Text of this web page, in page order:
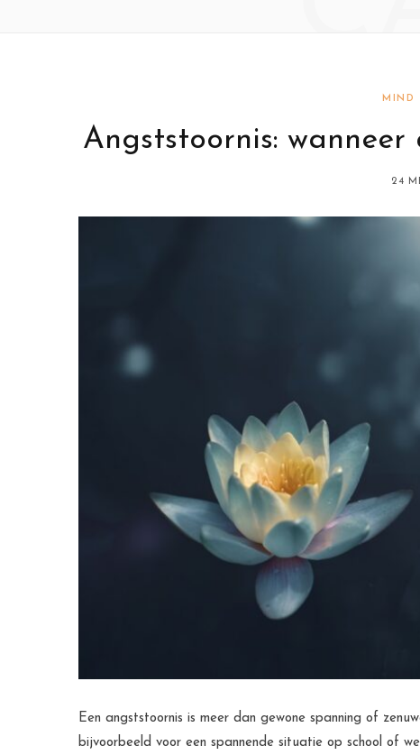
MIND
Angststoornis:
24
Een angststoornis is meer dan gewone spanning of
bijvoorbeeld voor een spannende situatie op school of